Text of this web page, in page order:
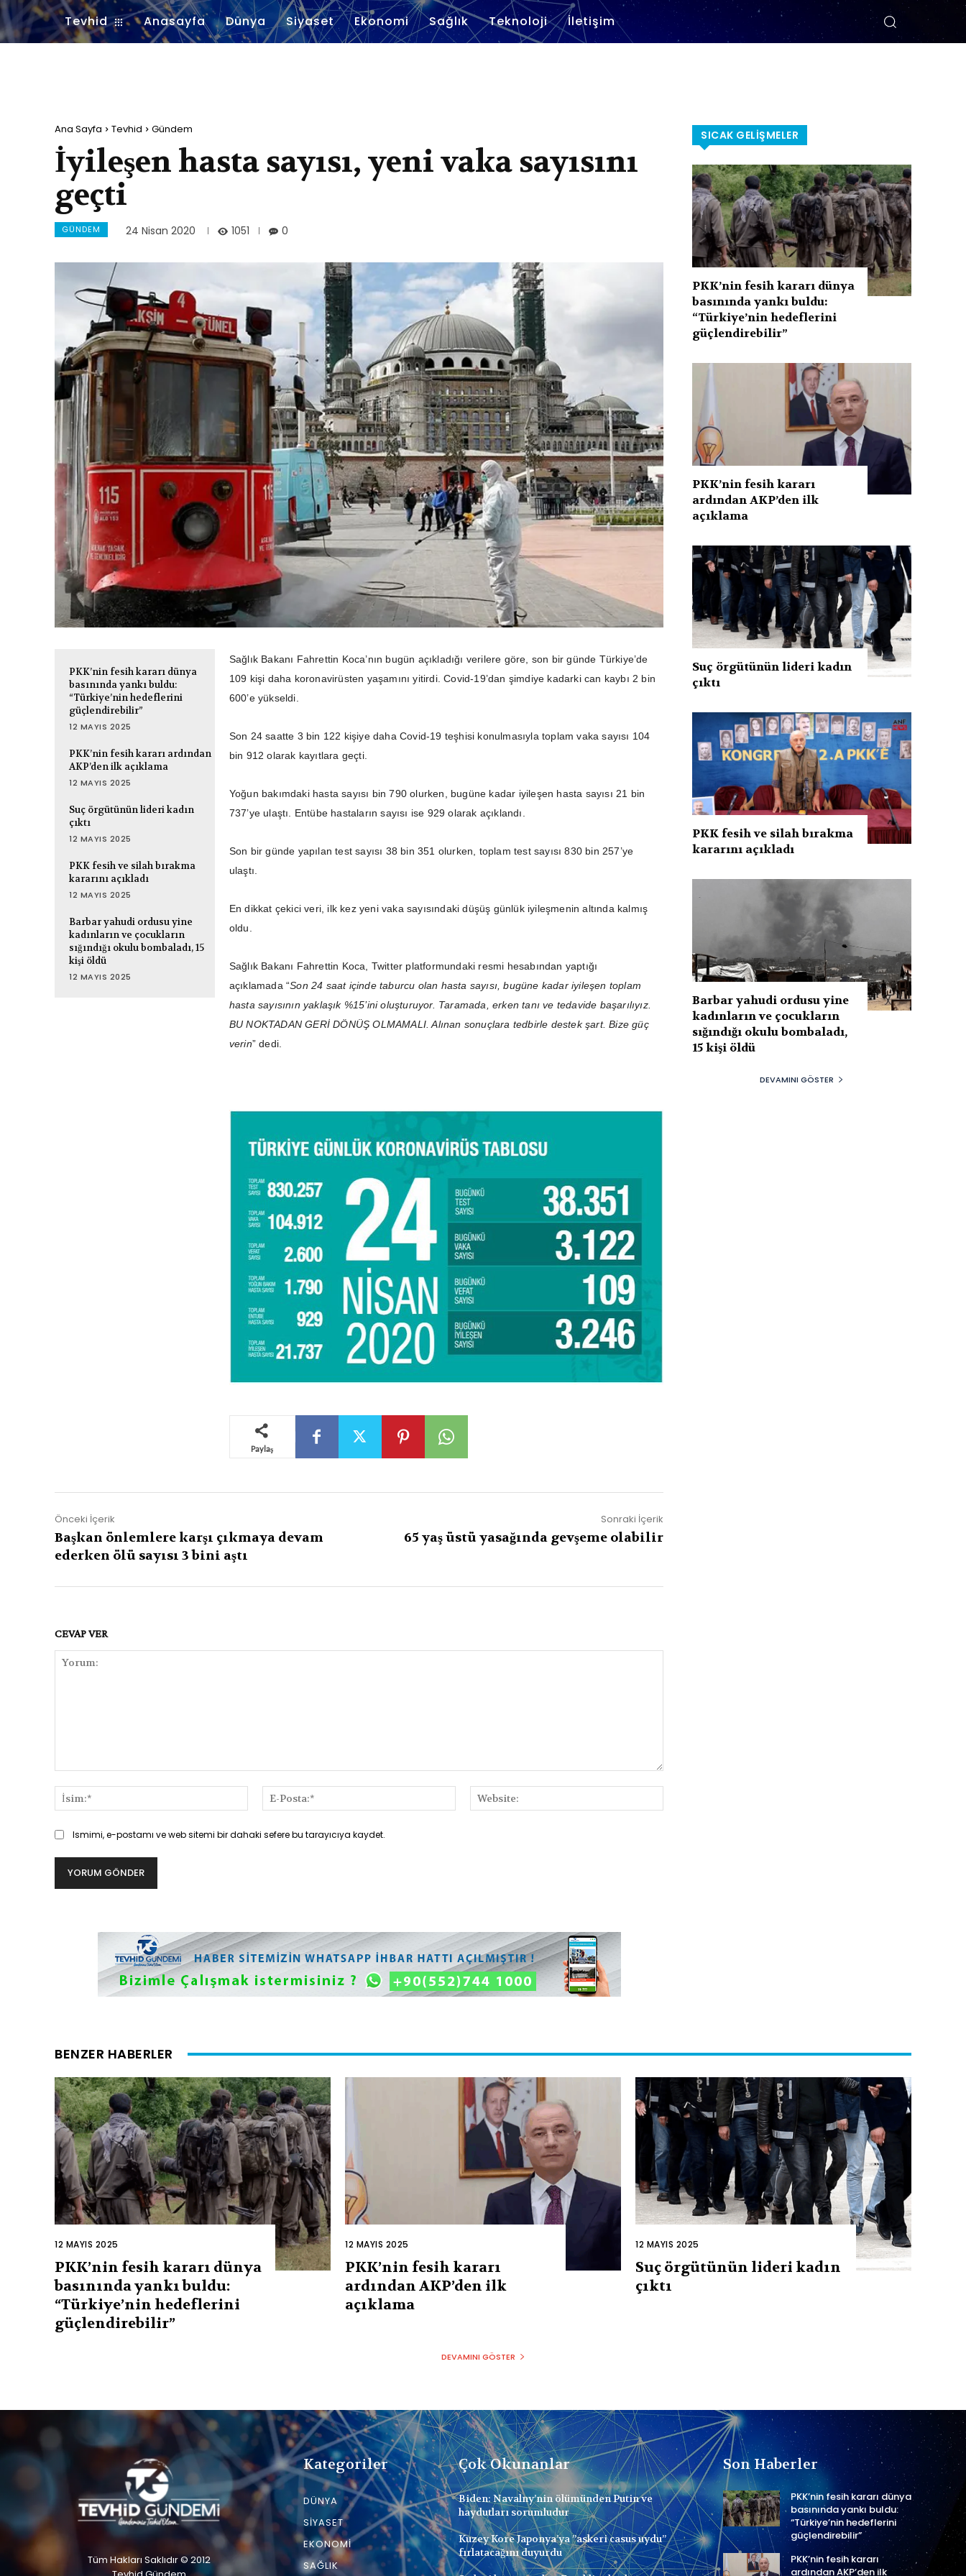
Tevhid Anasayfa Dünya Siyaset Ekonomi Sağlık Teknoloji İletişim
Ana Sayfa Tevhid Gündem
İyileşen hasta sayısı, yeni vaka sayısını
geçti
GÜNDEM 24 Nisan 2020 1051 0
PKK’nin fesih kararı dünya
basınında yankı buldu:
“Türkiye’nin hedeflerini
güçlendirebilir”
12 MAYIS 2025
PKK’nin fesih kararı ardından
AKP’den ilk açıklama
12 MAYIS 2025
Suç örgütünün lideri kadın
çıktı
12 MAYIS 2025
PKK fesih ve silah bırakma
kararını açıkladı
12 MAYIS 2025
Barbar yahudi ordusu yine
kadınların ve çocukların
sığındığı okulu bombaladı, 15
kişi öldü
12 MAYIS 2025
Sağlık Bakanı Fahrettin Koca’nın bugün açıkladığı verilere göre, son bir günde Türkiye’de
109 kişi daha koronavirüsten yaşamını yitirdi. Covid-19’dan şimdiye kadarki can kaybı 2 bin
600’e yükseldi.
Son 24 saatte 3 bin 122 kişiye daha Covid-19 teşhisi konulmasıyla toplam vaka sayısı 104
bin 912 olarak kayıtlara geçti.
Yoğun bakımdaki hasta sayısı bin 790 olurken, bugüne kadar iyileşen hasta sayısı 21 bin
737’ye ulaştı. Entübe hastaların sayısı ise 929 olarak açıklandı.
Son bir günde yapılan test sayısı 38 bin 351 olurken, toplam test sayısı 830 bin 257’ye
ulaştı.
En dikkat çekici veri, ilk kez yeni vaka sayısındaki düşüş günlük iyileşmenin altında kalmış
oldu.
Sağlık Bakanı Fahrettin Koca, Twitter platformundaki resmi hesabından yaptığı
açıklamada “Son 24 saat içinde taburcu olan hasta sayısı, bugüne kadar iyileşen toplam
hasta sayısının yaklaşık %15’ini oluşturuyor. Taramada, erken tanı ve tedavide başarılıyız.
BU NOKTADAN GERİ DÖNÜŞ OLMAMALI. Alınan sonuçlara tedbirle destek şart. Bize güç
verin” dedi.
Paylaş
Önceki İçerik
Başkan önlemlere karşı çıkmaya devam
ederken ölü sayısı 3 bini aştı
Sonraki İçerik
65 yaş üstü yasağında gevşeme olabilir
CEVAP VER
İsim:*
Posta:*
Ismimi, e-postamı ve web sitemi bir dahaki sefere bu tarayıcıya kaydet.
SICAK GELIŞMELER
PKK’nin fesih kararı dünya
basınında yankı buldu:
“Türkiye’nin hedeflerini
güçlendirebilir”
PKK’nin fesih kararı
ardından AKP’den ilk
açıklama
Suç örgütünün lideri kadın
çıktı
PKK fesih ve silah bırakma
kararını açıkladı
Barbar yahudi ordusu yine
kadınların ve çocukların
sığındığı okulu bombaladı,
15 kişi öldü
DEVAMINI GÖSTER
BENZER HABERLER
12 MAYIS 2025
PKK’nin fesih kararı dünya
basınında yankı buldu:
“Türkiye’nin hedeflerini
güçlendirebilir”
12 MAYIS 2025
PKK’nin fesih kararı
ardından AKP’den ilk
açıklama
12 MAYIS 2025
Suç örgütünün lideri kadın
çıktı
DEVAMINI GÖSTER
Tüm Hakları Saklıdır © 2012
Kategoriler
DÜNYA
SIYASET
EKONOMI
SAĞLIK
Çok Okunanlar
Biden: Navalny’nin ölümünden Putin ve
haydutları sorumludur
Kuzey Kore Japonya’ya ”askeri casus uydu”
fırlatacağını duyurdu
Son Haberler
PKK’nin fesih kararı dünya
basınında yankı buldu:
“Türkiye’nin hedeflerini
güçlendirebilir”
PKK’nin fesih kararı
ardından AKP’den ilk